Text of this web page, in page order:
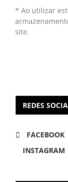
* Ao utilizar
site.
REDES
FACEBOOK
INSTAGRAM